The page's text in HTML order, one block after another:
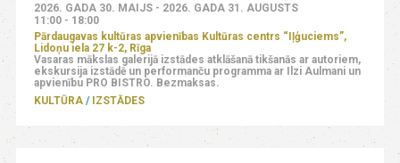
2026. GADA 30. MAIJS - 2026. GADA 31. AUGUSTS
11:00 - 18:00
Pārdaugavas kultūras apvienības Kultūras centrs “Iļģuciems”,
Lidoņu iela 27 k-2, Rīga
Vasaras mākslas galerijā izstādes atklāšanā tikšanās ar autoriem,
ekskursija izstādē un performanču programma ar Ilzi Aulmani un
apvienību PRO BISTRO. Bezmaksas.
KULTŪRA
IZSTĀDES